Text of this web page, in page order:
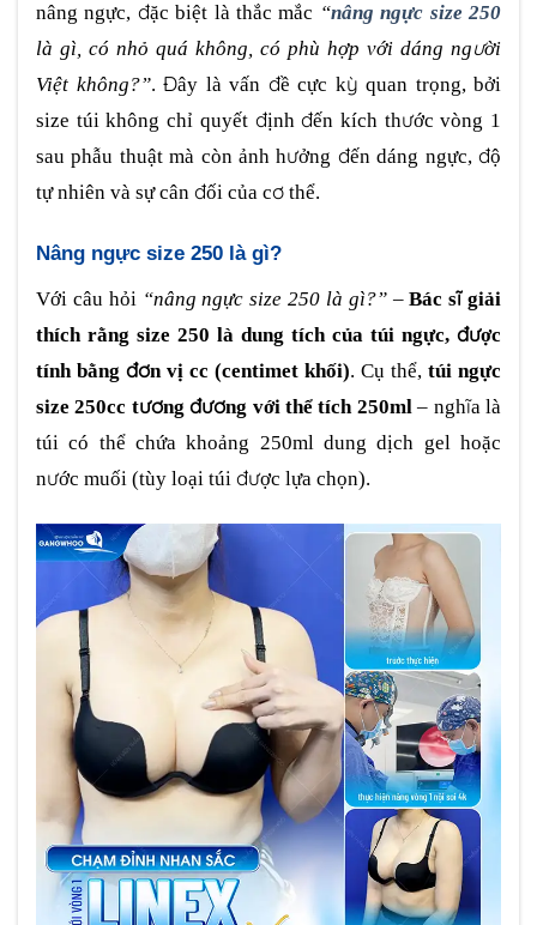
nâng ngực, đặc biệt là thắc mắc “nâng ngực size 250
là gì, có nhỏ quá không, có phù hợp với dáng người
Việt không?”. Đây là vấn đề cực kỳ quan trọng, bởi
size túi không chỉ quyết định đến kích thước vòng 1
sau phẫu thuật mà còn ảnh hưởng đến dáng ngực, độ
tự nhiên và sự cân đối của cơ thể.
Nâng ngực size 250 là gì?
Với câu hỏi “nâng ngực size 250 là gì?”–Bác sĩ giải
thích rằng size 250 là dung tích của túi ngực, được
tính bằng đơn vị cc (centimet khối). Cụ thể, túi ngực
size 250cc tương đương với thể tích 250ml – nghĩa là
túi có thể chứa khoảng 250ml dung dịch gel hoặc
nước muối (tùy loại túi được lựa chọn).